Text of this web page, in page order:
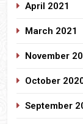
April 2021
March 2021
November
October
September